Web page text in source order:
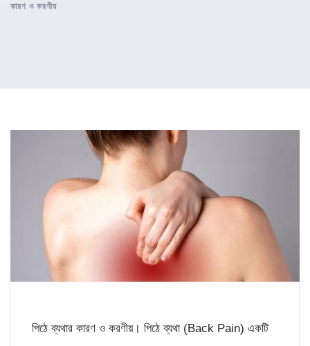
কারণ ও করণীয়
পিঠে ব্যথার কারণ ও করণীয়। পিঠে ব্যথা (Back Pain) একটি